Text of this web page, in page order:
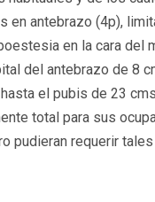
antebrazo (4p),
en la cara del
del antebrazo de 8
el pubis de 23
total para sus
pudieran requerir